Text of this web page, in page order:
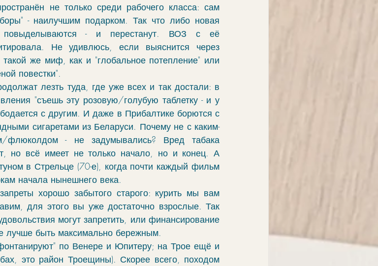
не только среди рабочего класса: сам
- наилучшим подарком. Так что либо новая
- и перестанут. ВОЗ с её
Не удивлюсь, если выяснится через
такой же миф, как и "глобальное потепление" или
повестки".
лезть туда, где уже всех и так достали: в
"съешь эту розовую/голубую таблетку - и у
с другим. И даже в Прибалтике борются с
сигаретами из Беларуси. Почему не с каким-
флюколдом - не задумывались? Вред табака
но всё имеет не только начало, но и конец. А
в Стрельце (70-е), когда почти каждый фильм
начала нынешнего века.
хорошо забытого старого: курить мы вам
для этого вы уже достаточно взрослые. Так
могут запретить, или финансирование
лучше быть максимально бережным.
по Венере и Юпитеру; на Трое ещё и
это район Троещины). Скорее всего, походом